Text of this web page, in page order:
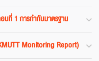
บที่ 1 การกำกับมาตรฐาน
Monitoring Report)